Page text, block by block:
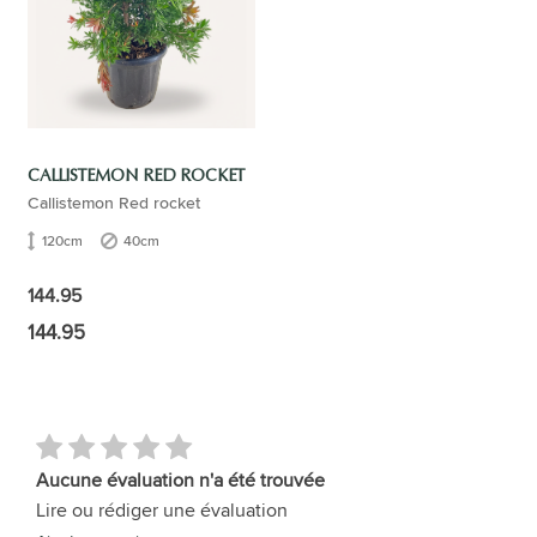
CALLISTEMON RED ROCKET
Callistemon Red rocket
120cm 40cm
144.95
144.95
Aucune évaluation n'a été trouvée
Lire ou rédiger une évaluation